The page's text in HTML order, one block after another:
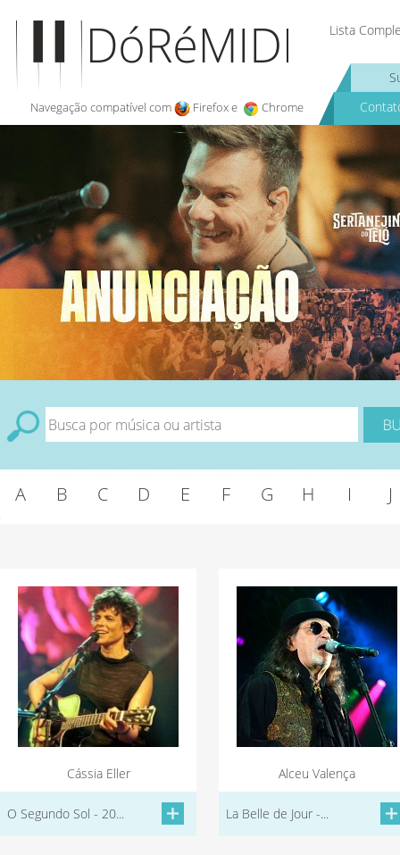
Lista
Navegação compatível com Firefox e Chrome
A B C D E F G H I J
Cássia Eller
O Segundo Sol - 20...
Alceu Valença
La Belle de Jour -...